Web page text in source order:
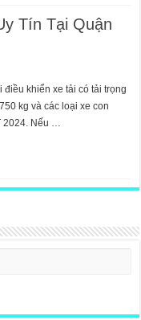
Tín Tại Quận
khiển xe tải có tải trọng
kg và các loại xe con
2024. Nếu …